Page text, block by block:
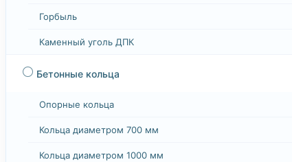
Горбыль
Каменный уголь ДПК
⚪ Бетонные кольца
Опорные кольца
Кольца диаметром 700 мм
Кольца диаметром 1000 мм